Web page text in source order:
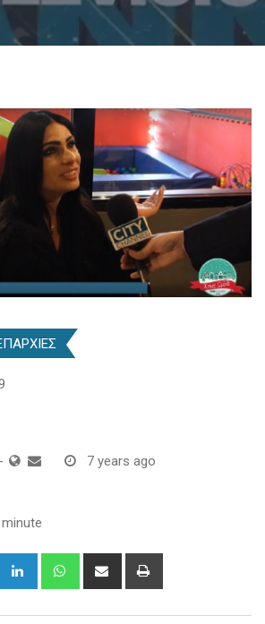
- 7 years ago
Google+ LinkedIn WhatsappShare